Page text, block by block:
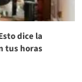
dice la
tus horas